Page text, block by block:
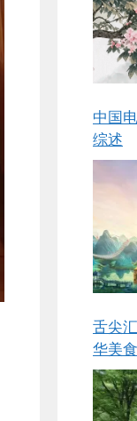
中国
综述
舌尖
华美